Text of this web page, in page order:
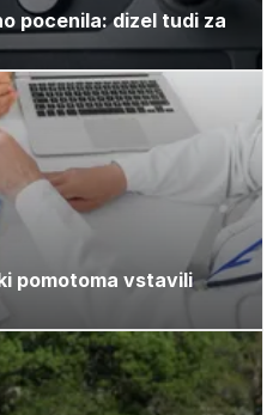
pocenila: dizel tudi za
pomotoma vstavili